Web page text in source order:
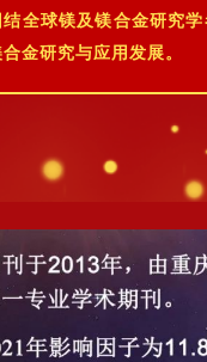
结全球镁及镁合金研究
合金研究与应用发展。